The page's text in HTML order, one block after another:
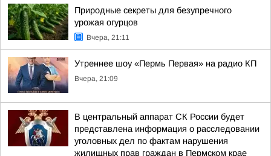
Природные секреты для безупречного
урожая огурцов
Вчера, 21:11
Утреннее шоу «Пермь Первая» на радио КП
Вчера, 21:09
В центральный аппарат СК России будет
представлена информация о расследовании
уголовных дел по фактам нарушения
жилищных прав граждан в Пермском крае